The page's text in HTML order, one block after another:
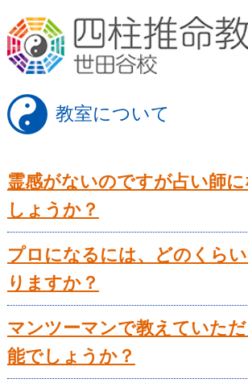
教室について
霊感がないのですが占い師
しょうか？
プロになるには、どのくら
りますか？
マンツーマンで教えていた
能でしょうか？